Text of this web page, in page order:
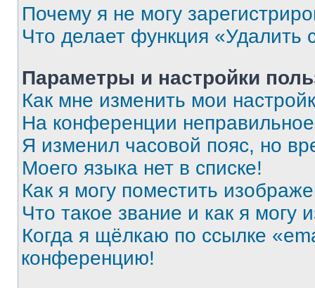
Почему я не могу
Что делает функция «Удалить
Параметры и настройки
Как мне изменить мои
На конференции
Я изменил часовой пояс, но
Моего языка нет в списке!
Как я могу поместить
Что такое звание и как я могу
Когда я щёлкаю по ссылке
конференцию!